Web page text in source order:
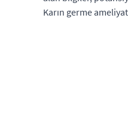
Karın germe